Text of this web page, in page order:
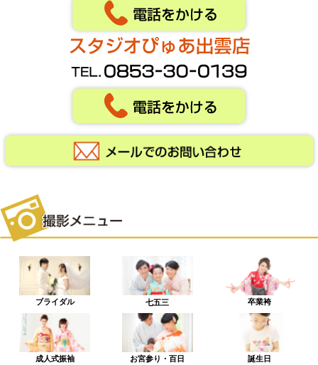
ブライダル 七五三 卒業袴
成人式振袖 お宮参り・百日 誕生日